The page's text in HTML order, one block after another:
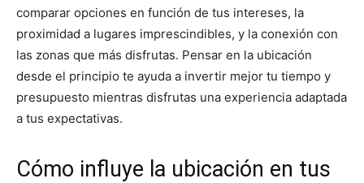
comparar opciones en función de tus intereses, la
proximidad a lugares imprescindibles, y la conexión con
las zonas que más disfrutas. Pensar en la ubicación
desde el principio te ayuda a invertir mejor tu tiempo y
presupuesto mientras disfrutas una experiencia adaptada
a tus expectativas.
Cómo influye la ubicación en tus